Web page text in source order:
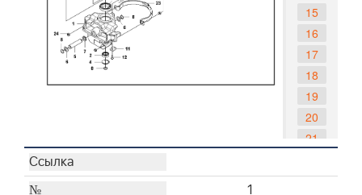
15
16
17
18
19
20
21
23
1